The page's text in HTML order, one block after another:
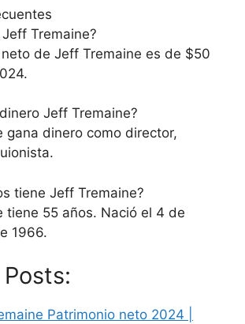
Tremaine?
de Jeff Tremaine es de $50
Jeff Tremaine?
gana dinero como director,
tiene Jeff Tremaine?
tiene 55 años. Nació el 4 de
1966.
Patrimonio neto 2024 |